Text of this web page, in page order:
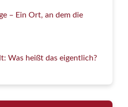
– Ein Ort, an dem die
Was heißt das eigentlich?